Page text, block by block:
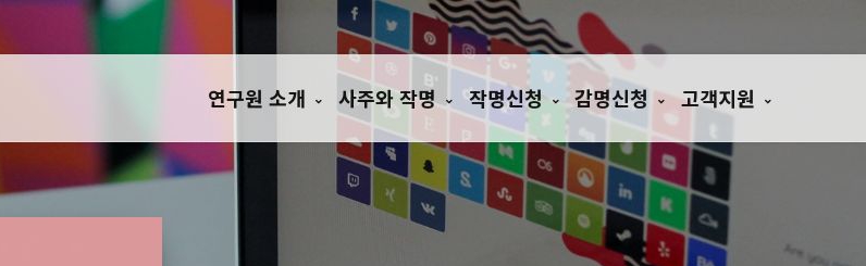
연구원 소개 사주와 작명 작명신청 감명신청 고객지원